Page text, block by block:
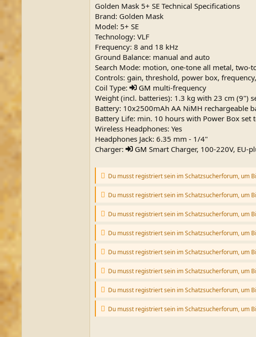
Golden Mask 5+ SE Technical Specifications
Brand: Golden Mask
Model: 5+ SE
Technology: VLF
Frequency: 8 and 18 kHz
Ground Balance: manual and auto
Search Mode: motion, one-tone all metal,
Controls: gain, threshold, power box,
Coil Type:
GM multi-frequency
Weight (incl. batteries): 1.3 kg with 23 cm (9")
Battery: 10x2500mAh AA NiMH rechargeable
Battery Life: min. 10 hours with Power Box set
Wireless Headphones: Yes
Headphones Jack: 6.35 mm - 1/4"
Charger:
GM Smart Charger, 100-220V, EU-
Du musst registriert sein im Schatzsucherforum, um
Du musst registriert sein im Schatzsucherforum, um
Du musst registriert sein im Schatzsucherforum, um
Du musst registriert sein im Schatzsucherforum, um
Du musst registriert sein im Schatzsucherforum, um
Du musst registriert sein im Schatzsucherforum, um
Du musst registriert sein im Schatzsucherforum, um
Du musst registriert sein im Schatzsucherforum, um